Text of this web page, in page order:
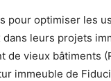
pour optimiser les
leurs projets
de vieux bâtiments
immeuble de